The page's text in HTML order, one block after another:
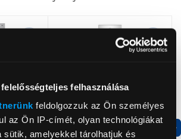
felhasználása
feldolgozzuk az Ön személyes
az Ön IP-címét, olyan technológiákat
sütik, amelyekkel tárolhatjuk és